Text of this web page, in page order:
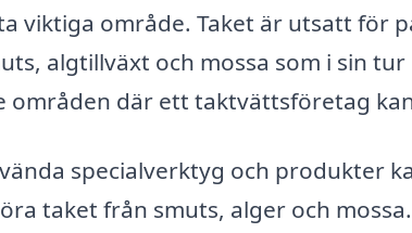
viktiga område. Taket är utsatt för
algtillväxt och mossa som i sin tur
där ett taktvättsföretag
specialverktyg och produkter
taket från smuts, alger och mossa.